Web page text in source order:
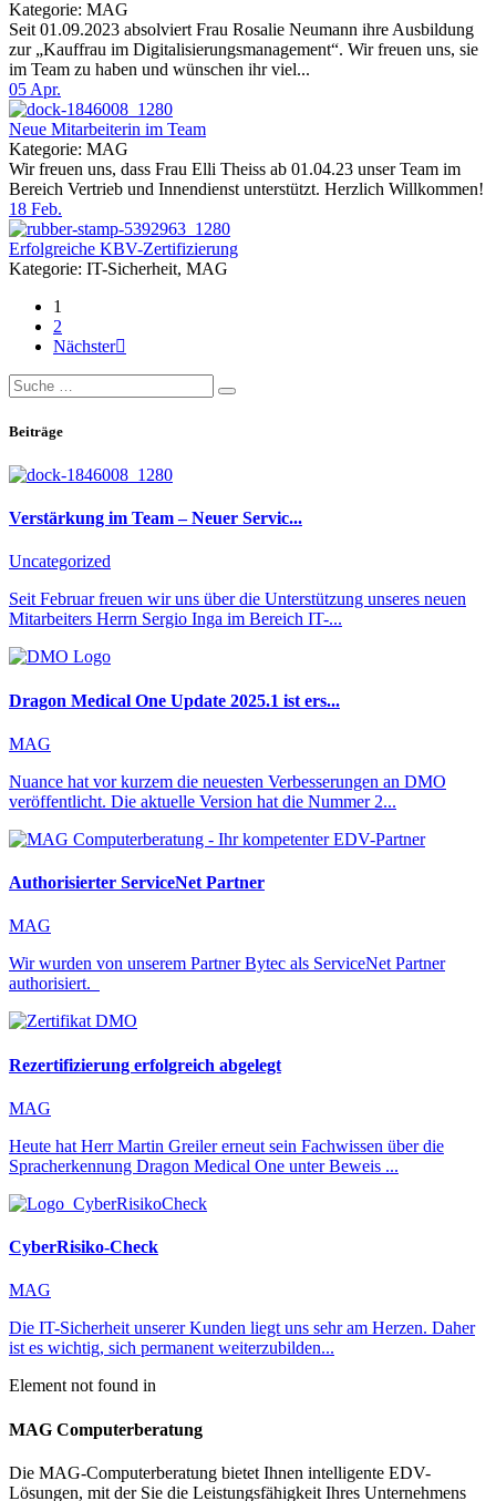
Kategorie: MAG
Seit 01.09.2023 absolviert Frau Rosalie Neumann ihre Ausbildung
zur „Kauffrau im Digitalisierungsmanagement“. Wir freuen uns, sie
im Team zu haben und wünschen ihr viel...
05 Apr.
Neue Mitarbeiterin im Team
Kategorie: MAG
Wir freuen uns, dass Frau Elli Theiss ab 01.04.23 unser Team im
Bereich Vertrieb und Innendienst unterstützt. Herzlich Willkommen!
18 Feb.
Erfolgreiche KBV-Zertifizierung
Kategorie: IT-Sicherheit, MAG
1
2
Nächster
Beiträge
Verstärkung im Team – Neuer Servic...
Uncategorized
Seit Februar freuen wir uns über die Unterstützung unseres neuen
Mitarbeiters Herrn Sergio Inga im Bereich IT-...
Dragon Medical One Update 2025.1 ist ers...
MAG
Nuance hat vor kurzem die neuesten Verbesserungen an DMO
veröffentlicht. Die aktuelle Version hat die Nummer 2...
Authorisierter ServiceNet Partner
MAG
Wir wurden von unserem Partner Bytec als ServiceNet Partner
authorisiert.
Rezertifizierung erfolgreich abgelegt
MAG
Heute hat Herr Martin Greiler erneut sein Fachwissen über die
Spracherkennung Dragon Medical One unter Beweis ...
CyberRisiko-Check
MAG
Die IT-Sicherheit unserer Kunden liegt uns sehr am Herzen. Daher
ist es wichtig, sich permanent weiterzubilden...
Element not found in
MAG Computerberatung
Die MAG-Computerberatung bietet Ihnen intelligente EDV-
Lösungen, mit der Sie die Leistungsfähigkeit Ihres Unternehmens